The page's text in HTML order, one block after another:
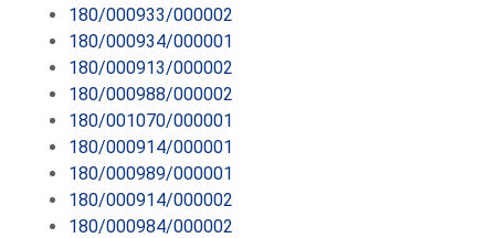
180/000933/000002
180/000934/000001
180/000913/000002
180/000988/000002
180/001070/000001
180/000914/000001
180/000989/000001
180/000914/000002
180/000984/000002